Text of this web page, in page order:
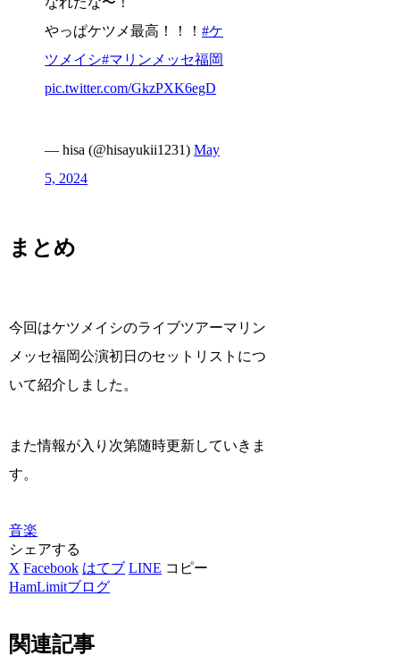
やっぱケツメ最高！！！#ケ
ツメイシ#マリンメッセ福岡
pic.twitter.com/GkzPXK6egD
— hisa (@hisayukii1231)May
5, 2024
まとめ
今回はケツメイシのライブツアーマリン
メッセ福岡公演初日のセットリストにつ
いて紹介しました。
また情報が入り次第随時更新していきま
す。
音楽
シェアする
X Facebook はてブ LINE コピー
HamLimitブログ
関連記事